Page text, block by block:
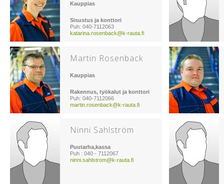
Kauppias
Sisustus ja konttori
Puh: 040-7112063
katarina.rosenback@k-rauta.fi
Martin Rosenback
Kauppias
Rakennus, työkalut ja konttori
Puh: 040-7112066
martin.rosenback@k-rauta.fi
Ninni Sahlström
Puutarha,kassa
Puh : 040 - 7112067
ninni.sahlstrom@k-rauta.fi